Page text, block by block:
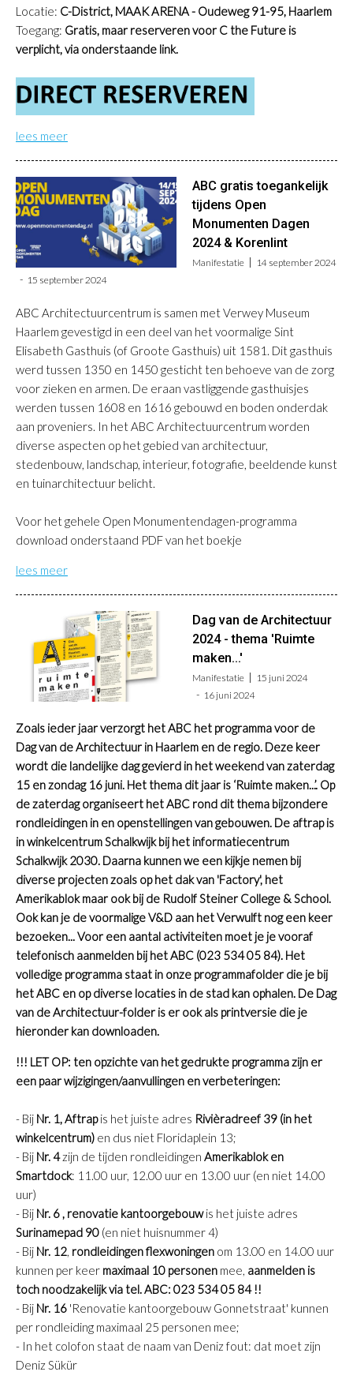
Locatie: C-District, MAAK ARENA - Oudeweg 91-95, Haarlem
Toegang: Gratis, maar reserveren voor C the Future is
verplicht, via onderstaande link.
lees meer
ABC gratis toegankelijk
tijdens Open
Monumenten Dagen
2024 & Korenlint
Manifestatie
14 september 2024
15 september 2024
ABC Architectuurcentrum is samen met Verwey Museum
Haarlem gevestigd in een deel van het voormalige Sint
Elisabeth Gasthuis (of Groote Gasthuis) uit 1581. Dit gasthuis
werd tussen 1350 en 1450 gesticht ten behoeve van de zorg
voor zieken en armen. De eraan vastliggende gasthuisjes
werden tussen 1608 en 1616 gebouwd en boden onderdak
aan proveniers. In het ABC Architectuurcentrum worden
diverse aspecten op het gebied van architectuur,
stedenbouw, landschap, interieur, fotografie, beeldende kunst
en tuinarchitectuur belicht.
Voor het gehele Open Monumentendagen-programma
download onderstaand PDF van het boekje
lees meer
Dag van de Architectuur
2024 - thema 'Ruimte
maken...'
Manifestatie
15 juni 2024
16 juni 2024
Zoals ieder jaar verzorgt het ABC het programma voor de
Dag van de Architectuur in Haarlem en de regio. Deze keer
wordt die landelijke dag gevierd in het weekend van zaterdag
15 en zondag 16 juni. Het thema dit jaar is ‘Ruimte maken...’. Op
de zaterdag organiseert het ABC rond dit thema bijzondere
rondleidingen in en openstellingen van gebouwen. De aftrap is
in winkelcentrum Schalkwijk bij het informatiecentrum
Schalkwijk 2030. Daarna kunnen we een kijkje nemen bij
diverse projecten zoals op het dak van 'Factory', het
Amerikablok maar ook bij de Rudolf Steiner College & School.
Ook kan je de voormalige V&D aan het Verwulft nog een keer
bezoeken... Voor een aantal activiteiten moet je je vooraf
telefonisch aanmelden bij het ABC (023 534 05 84). Het
volledige programma staat in onze programmafolder die je bij
het ABC en op diverse locaties in de stad kan ophalen. De Dag
van de Architectuur-folder is er ook als printversie die je
hieronder kan downloaden.
!!! LET OP: ten opzichte van het gedrukte programma zijn er
een paar wijzigingen/aanvullingen en verbeteringen:
- Bij Nr. 1, Aftrapis het juiste adres Rivièradreef 39 (in het
winkelcentrum) en dus niet Floridaplein 13;
- Bij Nr. 4zijn de tijden rondleidingen Amerikablok en
Smartdock: 11.00 uur, 12.00 uur en 13.00 uur (en niet 14.00
uur)
- Bij Nr. 6 , renovatie kantoorgebouwis het juiste adres
Surinamepad 90 (en niet huisnummer 4)
- Bij Nr. 12, rondleidingen flexwoningen om 13.00 en 14.00 uur
kunnen per keer maximaal 10 personen mee, aanmelden is
toch noodzakelijk via tel. ABC: 023 534 05 84 !!
- Bij Nr. 16 'Renovatie kantoorgebouw Gonnetstraat' kunnen
per rondleiding maximaal 25 personen mee;
- In het colofon staat de naam van Deniz fout: dat moet zijn
Deniz Sükür